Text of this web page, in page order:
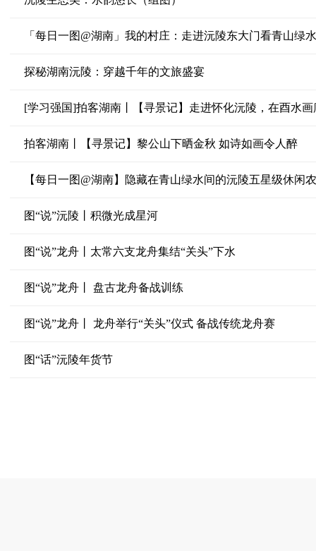
「每日一图@湖南」我的村庄：走进沅陵东大门看青山绿水
探秘湖南沅陵：穿越千年的文旅盛宴
[学习强国]拍客湖南丨【寻景记】走进怀化沅陵，在酉水
拍客湖南丨【寻景记】黎公山下晒金秋 如诗如画令人醉
【每日一图@湖南】隐藏在青山绿水间的沅陵五星级休闲
图“说”沅陵丨积微光成星河
图“说”龙舟丨太常六支龙舟集结“关头”下水
图“说”龙舟丨 盘古龙舟备战训练
图“说”龙舟丨 龙舟举行“关头”仪式 备战传统龙舟赛
图“话”沅陵年货节